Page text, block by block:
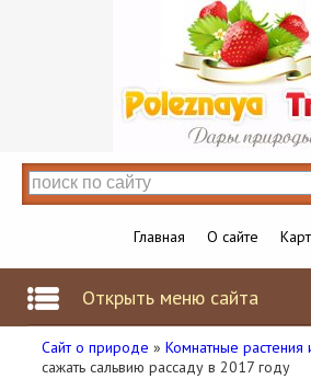
Главная О сайте
Открыть меню сайта
Сайт о природе » Комнатные растения
сажать сальвию рассаду в 2017 году